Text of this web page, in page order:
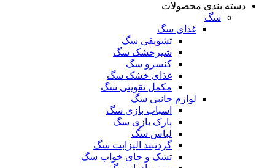
دسته بندی محصولات
سگ
غذای سگ
تشویقی سگ
شیرخشک سگ
کنسرو سگ
غذای خشک سگ
مکمل تقویتی سگ
لوازم جانبی سگ
اسباب بازی سگ
پارک بازی سگ
لباس سگ
گردنبند الیزابت سگ
تشک و جای خواب سگ